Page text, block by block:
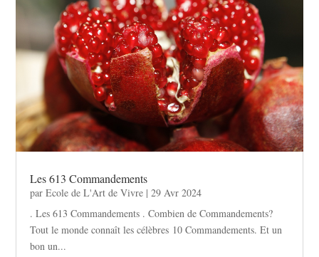
Les 613 Commandements
parEcole de L'Art de Vivre |29 Avr 2024
. Les 613 Commandements . Combien de Commandements?
Tout le monde connaît les célèbres 10 Commandements. Et un
bon un...